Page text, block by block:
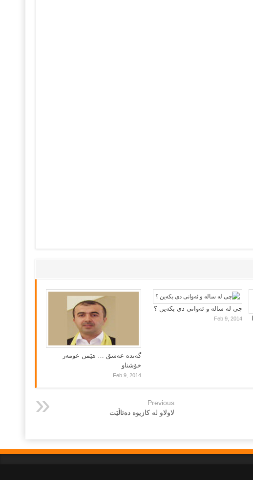
گه‌نده‌ عه‌شق … هێمن عومه‌ر
خۆشناو
Feb 9, 2014
چی لە سالە و ئەوانی دی بكەین ؟
Feb 9, 2014
Previous
لاولاو له‌ كازیوه‌ ده‌ئاڵێت